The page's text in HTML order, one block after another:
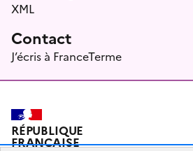
XML
Contact
J’écris à FranceTerme
RÉPUBLIQUE
FRANÇAISE